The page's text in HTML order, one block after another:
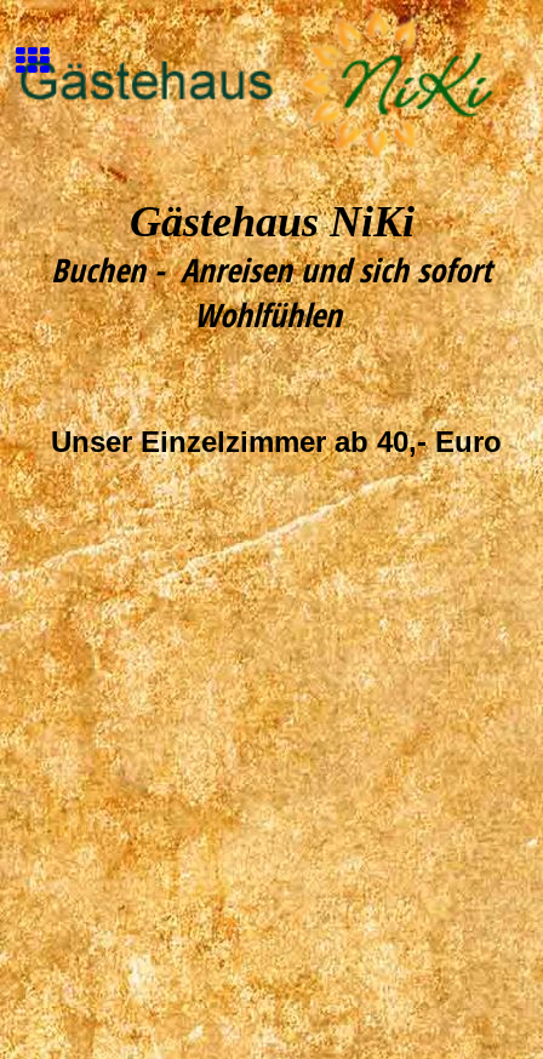
Gästehaus NiKi
Buchen - Anreisen und sich sofort
Wohlfühlen
Unser Einzelzimmer ab 40,- Euro